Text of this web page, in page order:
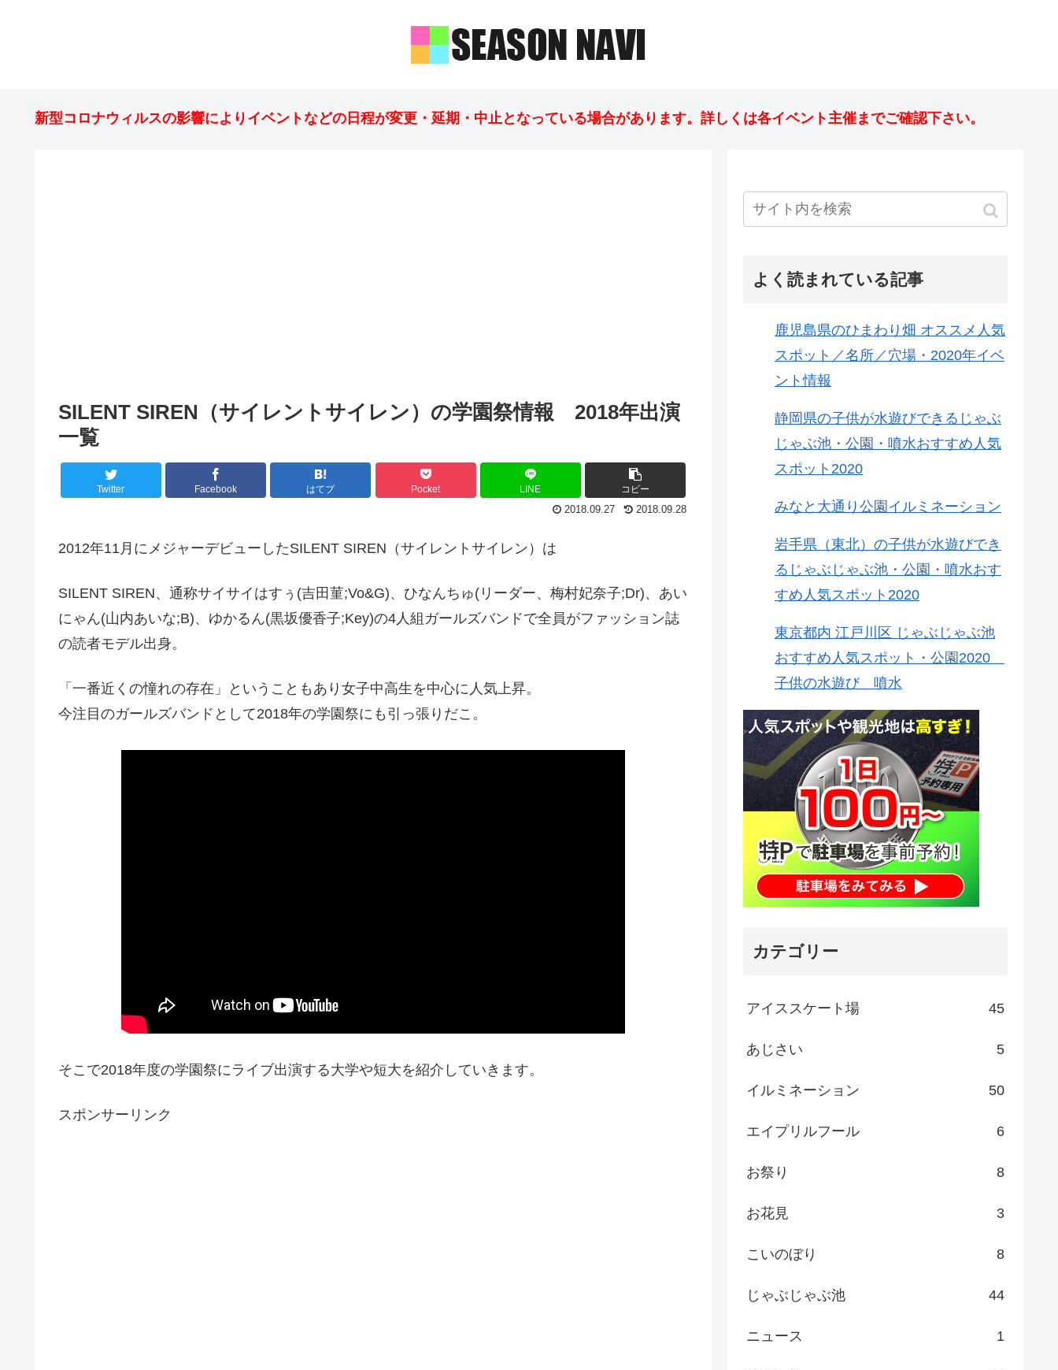
新型コロナウィルスの影響によりイベントなどの日程が変更・延期・中止となっている場合があります。詳しくは各イベント主催までご確認下さい。
SILENT SIREN（サイレントサイレン）の学園祭情報 2018年出演
一覧
Twitter Facebook はてブ Pocket LINE
コピー
2018.09.28
2018.09.27
2012年11月にメジャーデビューしたSILENT SIREN（サイレントサイレン）は
SILENT SIREN、通称サイサイはすぅ(吉田菫;Vo&G)、ひなんちゅ(リーダー、梅村妃奈子;Dr)、あい
にゃん(山内あいな;B)、ゆかるん(黒坂優香子;Key)の4人組ガールズバンドで全員がファッション誌
の読者モデル出身。
「一番近くの憧れの存在」ということもあり女子中高生を中心に人気上昇。
今注目のガールズバンドとして2018年の学園祭にも引っ張りだこ。
そこで2018年度の学園祭にライブ出演する大学や短大を紹介していきます。
スポンサーリンク
よく読まれている記事
鹿児島県のひまわり畑 オススメ人気
スポット／名所／穴場・2020年イベ
ント情報
静岡県の子供が水遊びできるじゃぶ
じゃぶ池・公園・噴水おすすめ人気
スポット2020
みなと大通り公園イルミネーション
岩手県（東北）の子供が水遊びでき
るじゃぶじゃぶ池・公園・噴水おす
すめ人気スポット2020
東京都内 江戸川区 じゃぶじゃぶ池
おすすめ人気スポット・公園2020
子供の水遊び 噴水
カテゴリー
アイススケート場 45
あじさい 5
イルミネーション 50
エイプリルフール 6
お祭り 8
お花見 3
こいのぼり 8
じゃぶじゃぶ池 44
ニュース 1